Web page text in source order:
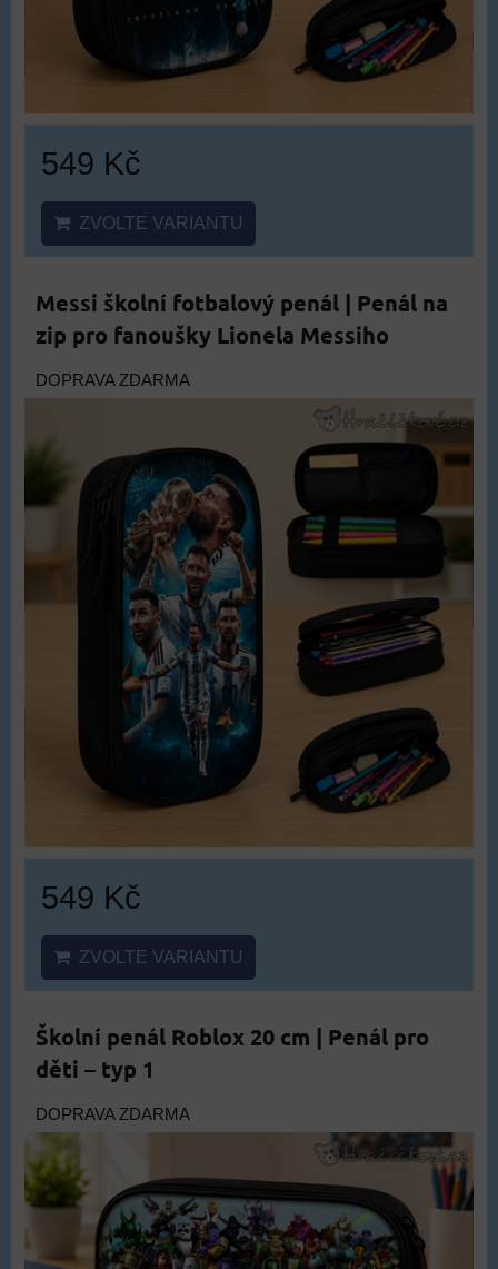
549 Kč
ZVOLTE VARIANTU
Messi školní fotbalový penál | Penál na
zip pro fanoušky Lionela Messiho
DOPRAVA ZDARMA
549 Kč
ZVOLTE VARIANTU
Školní penál Roblox 20 cm | Penál pro
děti – typ 1
DOPRAVA ZDARMA